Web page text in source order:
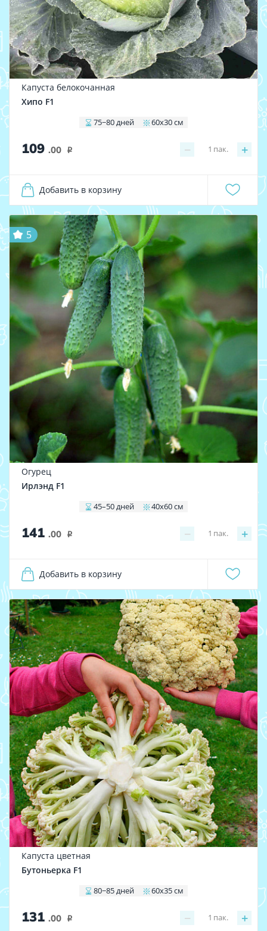
Капуста белокочанная
Хипо F1
75−80 дней 60х30 см
109 .00 i − +
1 пак.
Добавить в корзину
5
Огурец
Ирлэнд F1
45–50 дней 40x60 см
141 .00 i − +
1 пак.
Добавить в корзину
Капуста цветная
Бутоньерка F1
80−85 дней 60х35 см
131 .00 i − +
1 пак.